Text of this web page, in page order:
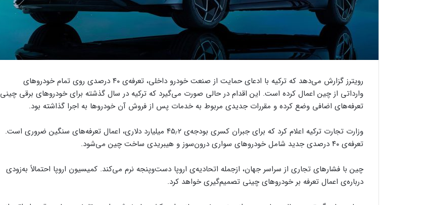
رویترز گزارش می‌دهد که ترکیه با ادعای حمایت از صنعت خودرو داخلی، تعرفه‌‏ی ۴۰ درصدی روی تمام خودروهای
وارداتی از چین اعمال کرده است. این اقدام در حالی صورت می‌گیرد که ترکیه در سال گذشته برای خودروهای برقی چینی
تعرفه‌‏های اضافی وضع کرده و مقررات جدیدی مربوط به خدمات پس از فروش آن‌ خودروها به اجرا گذاشته بود.
وزارت تجارت ترکیه اعلام کرد که برای جبران کسری بودجه‌ی ۴۵٫۲ میلیارد دلاری، اعمال تعرفه‌های سنگین ضروری است.
تعرفه‌ی ۴۰ درصدی جدید شامل خودروهای سواری درون‌سوز و هیبریدی ساخت چین می‌شود.
چین با فشارهای تجاری از سراسر جهان، ازجمله اتحادیه‌ی اروپا دست‌وپنجه نرم‌ می‌کند. کمیسیون اروپا احتمالاً به‌زودی
درباره‌ی اعمال تعرفه بر خودروهای چینی تصمیم‌گیری خواهد کرد.